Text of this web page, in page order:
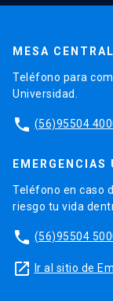
MESA CENTRAL
Teléfono para
Universidad.
phone (56)95504
EMERGENCIAS
Teléfono en caso
riesgo tu vida
phone (56)95504
launch Ir al sitio de